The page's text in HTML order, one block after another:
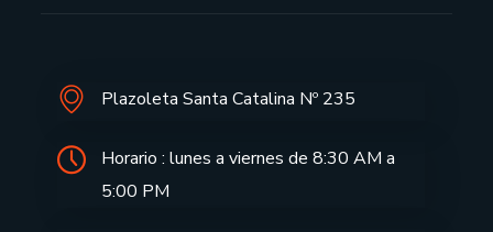
Plazoleta Santa Catalina Nº 235
Horario : lunes a viernes de 8:30 AM a
5:00 PM